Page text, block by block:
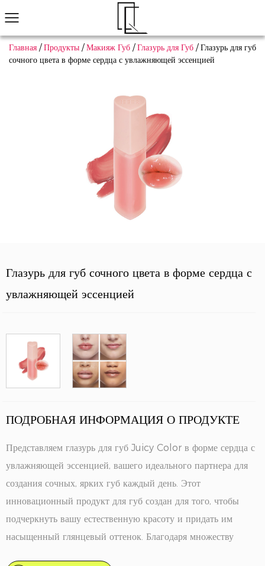
Главная /Продукты /Макияж Губ /Глазурь для Губ /Глазурь для губ
сочного цвета в форме сердца с увлажняющей эссенцией
Глазурь для губ сочного цвета в форме сердца с
увлажняющей эссенцией
ПОДРОБНАЯ ИНФОРМАЦИЯ О ПРОДУКТЕ
Представляем глазурь для губ Juicy Color в форме сердца с
увлажняющей эссенцией, вашего идеального партнера для
создания сочных, ярких губ каждый день. Этот
инновационный продукт для губ создан для того, чтобы
подчеркнуть вашу естественную красоту и придать им
насыщенный глянцевый оттенок. Благодаря множеству